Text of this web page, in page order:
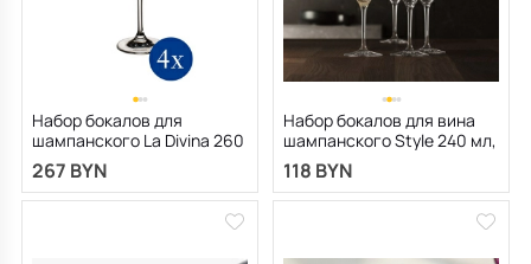
Набор бокалов для
шампанского La Divina 260
мл, 4 шт
267 BYN
Набор бокалов для вина
шампанского Style 240 мл,
4 шт
118 BYN